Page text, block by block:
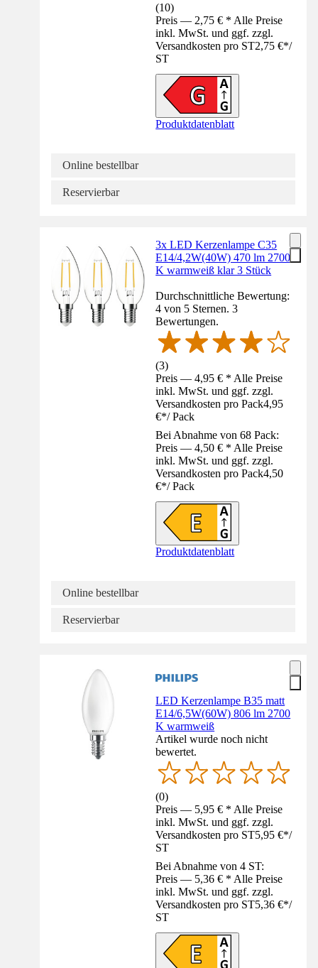
(10)
Preis — 2,75 € * Alle Preise
inkl. MwSt. und ggf. zzgl.
Versandkosten pro ST2,75 €*/
ST
Produktdatenblatt
Online bestellbar
Reservierbar
3x LED Kerzenlampe C35
E14/4,2W(40W) 470 lm 2700
K warmweiß klar 3 Stück
Durchschnittliche Bewertung:
4 von 5 Sternen. 3
Bewertungen.
(3)
Preis — 4,95 € * Alle Preise
inkl. MwSt. und ggf. zzgl.
Versandkosten pro Pack4,95
€*/ Pack
Bei Abnahme von 68 Pack:
Preis — 4,50 € * Alle Preise
inkl. MwSt. und ggf. zzgl.
Versandkosten pro Pack4,50
€*/ Pack
Produktdatenblatt
Online bestellbar
Reservierbar
LED Kerzenlampe B35 matt
E14/6,5W(60W) 806 lm 2700
K warmweiß
Artikel wurde noch nicht
bewertet.
(0)
Preis — 5,95 € * Alle Preise
inkl. MwSt. und ggf. zzgl.
Versandkosten pro ST5,95 €*/
ST
Bei Abnahme von 4 ST:
Preis — 5,36 € * Alle Preise
inkl. MwSt. und ggf. zzgl.
Versandkosten pro ST5,36 €*/
ST